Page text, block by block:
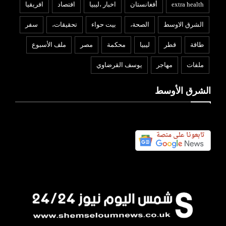
extra health أفغانستان اخبار ،ليبيا افتصاد افريقيا
الشرق الاوسط الصحة، بيت حواء تحقيقات، سفر
طاقة قطر ليبيا محكمة مصر ملف الأسبوع
ملفات مهاجر يوسف القرضاوي
الشرق الأوسط